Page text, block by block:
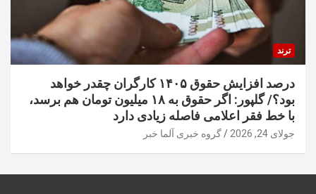
ترند
درصد افزایش حقوق ۱۴۰۵ کارگران چقدر خواهد
بود؟/ گلپور: اگر حقوق به ۱۸ میلیون تومان هم برسد،
با خط فقر اعلامی فاصله زیادی دارد
جولای 24, 2026 گروه خبری آلما خبر